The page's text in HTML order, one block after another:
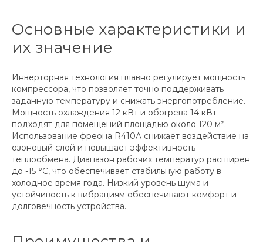
Основные характеристики и
их значение
Инверторная технология плавно регулирует мощность
компрессора, что позволяет точно поддерживать
заданную температуру и снижать энергопотребление.
Мощность охлаждения 12 кВт и обогрева 14 кВт
подходят для помещений площадью около 120 м².
Использование фреона R410A снижает воздействие на
озоновый слой и повышает эффективность
теплообмена. Диапазон рабочих температур расширен
до -15 °C, что обеспечивает стабильную работу в
холодное время года. Низкий уровень шума и
устойчивость к вибрациям обеспечивают комфорт и
долговечность устройства.